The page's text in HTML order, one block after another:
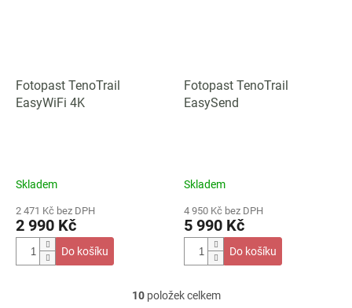
Fotopast TenoTrail
EasyWiFi 4K
Skladem
2 471 Kč bez DPH
2 990 Kč
Do košíku
Fotopast TenoTrail
EasySend
Skladem
4 950 Kč bez DPH
5 990 Kč
Do košíku
O
10položek celkem